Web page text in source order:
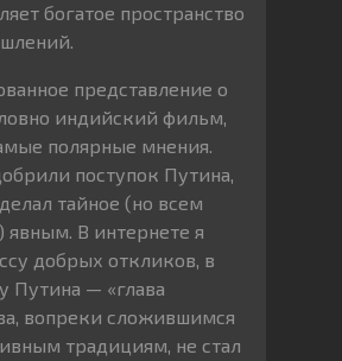
богатое пространство
представление о
индийский фильм,
полярные мнения.
поступок Путина,
тайное (но всем
явным. В интернете я
добрых откликов, в
Путина — «глава
вопреки сложившимся
традициям, не стал